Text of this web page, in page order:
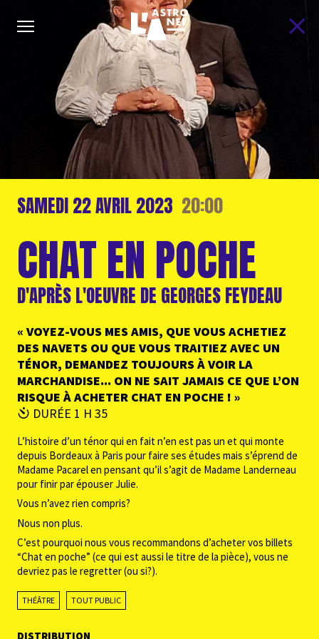
SAMEDI22 AVRIL2023 20:00
CHAT EN POCHE
D'APRÈS L'OEUVRE DE GEORGES FEYDEAU
« VOYEZ-VOUS MES AMIS, QUE VOUS ACHETIEZ
DES NAVETS OU QUE VOUS TRAITIEZ AVEC UN
TÉNOR, DEMANDEZ TOUJOURS À VOIR LA
MARCHANDISE... ON NE SAIT JAMAIS CE QUE L’ON
RISQUE À ACHETER CHAT EN POCHE ! »
DURÉE 1 H 35
L’histoire d’un ténor qui en fait n’en est pas un et qui monte
depuis Bordeaux à Paris pour faire ses études mais s’éprend de
Madame Pacarel en pensant qu’il s’agit de Madame Landerneau
pour finir par épouser Julie.
Vous n’avez rien compris?
Nous non plus.
C’est pourquoi nous vous recommandons d’acheter vos billets
“Chat en poche” (ce qui est aussi le titre de la pièce), vous ne
devriez pas le regretter (ou si?).
THÉÂTRE TOUT PUBLIC
DISTRIBUTION